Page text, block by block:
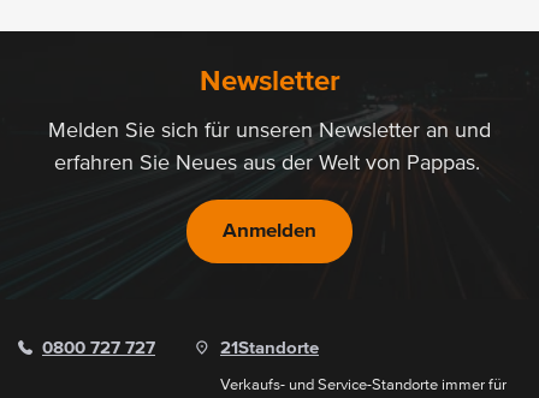
Newsletter
Melden Sie sich für unseren Newsletter an und
erfahren Sie Neues aus der Welt von Pappas.
Anmelden
0800 727 727 21 Standorte
Verkaufs- und Service-Standorte immer für